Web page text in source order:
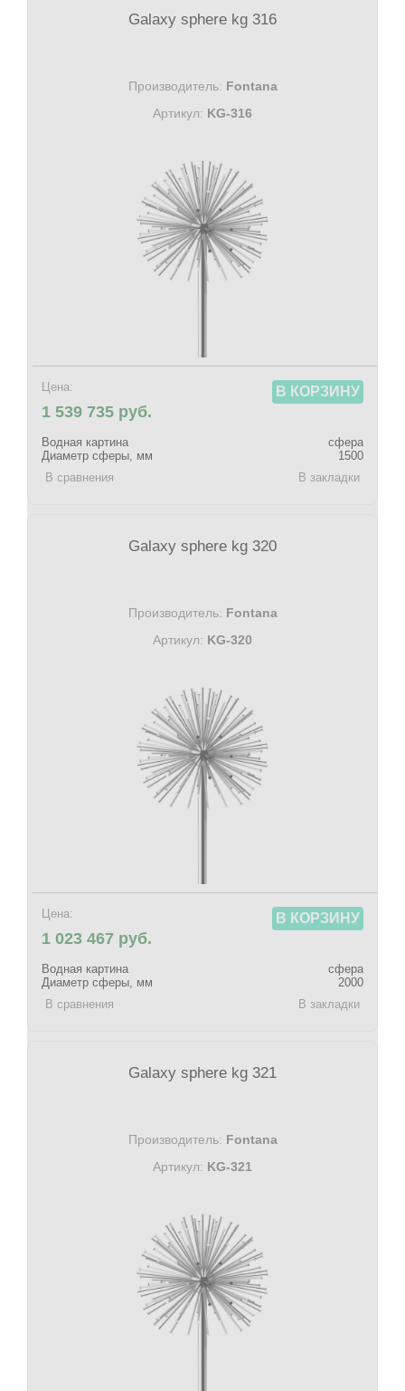
Galaxy sphere kg 316
Производитель: Fontana
Артикул: KG-316
Цена:
1 539 735 руб.
В КОРЗИНУ
Водная картина
сфера
Диаметр сферы, мм
1500
В сравнения
В закладки
Galaxy sphere kg 320
Производитель: Fontana
Артикул: KG-320
Цена:
1 023 467 руб.
В КОРЗИНУ
Водная картина
сфера
Диаметр сферы, мм
2000
В сравнения
В закладки
Galaxy sphere kg 321
Производитель: Fontana
Артикул: KG-321